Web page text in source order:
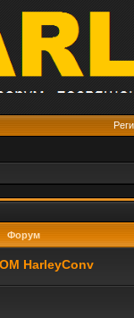
Форум
HarleyConv